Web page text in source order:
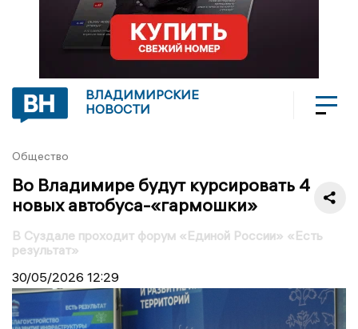
ВЛАДИМИРСКИЕ
НОВОСТИ
Общество
Во Владимире будут курсировать 4
новых автобуса-«гармошки»
В Суздале проходит форум «Единой России» «Есть
результат»
30/05/2026 12:29